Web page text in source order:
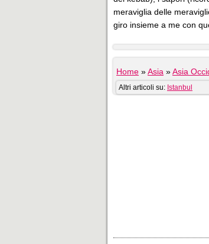
meraviglia delle
giro insieme a me con
Home »Asia »Asia
Altri articoli su: Istanbul